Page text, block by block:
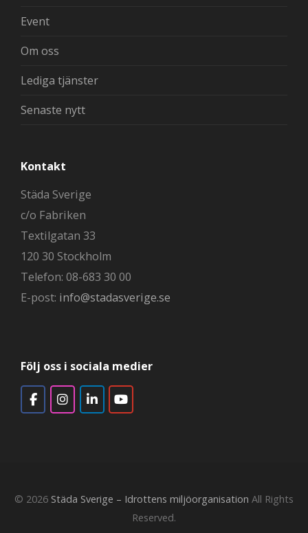
Event
Om oss
Lediga tjänster
Senaste nytt
Kontakt
Städa Sverige
c/o Fabriken
Textilgatan 33
120 30 Stockholm
Telefon: 08-683 30 00
E-post: info@stadasverige.se
Följ oss i sociala medier
© 2026 Städa Sverige – Idrottens miljöorganisation All Rights
Reserved.